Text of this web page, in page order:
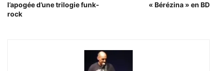
l’apogée d’une trilogie funk-
rock
« Bérézina » en BD